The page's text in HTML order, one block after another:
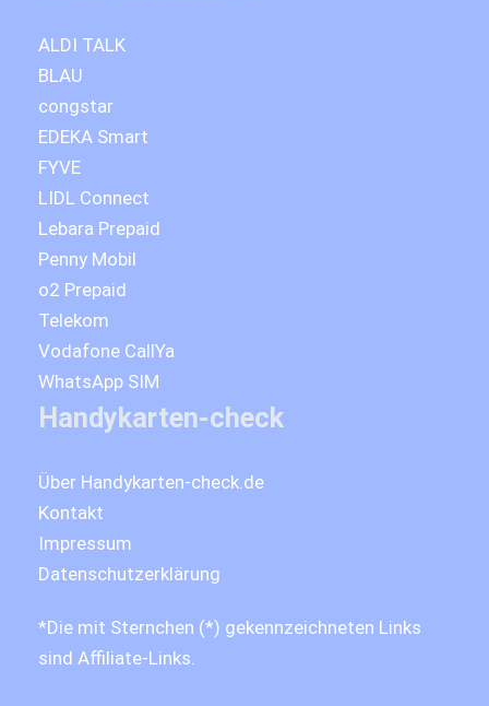
ALDI TALK
BLAU
congstar
EDEKA Smart
FYVE
LIDL Connect
Lebara Prepaid
Penny Mobil
o2 Prepaid
Telekom
Vodafone CallYa
WhatsApp SIM
Handykarten-check
Über Handykarten-check.de
Kontakt
Impressum
Datenschutzerklärung
*Die mit Sternchen (*) gekennzeichneten Links
sind Affiliate-Links.